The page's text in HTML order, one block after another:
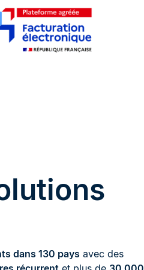
dans 130 pays avec des